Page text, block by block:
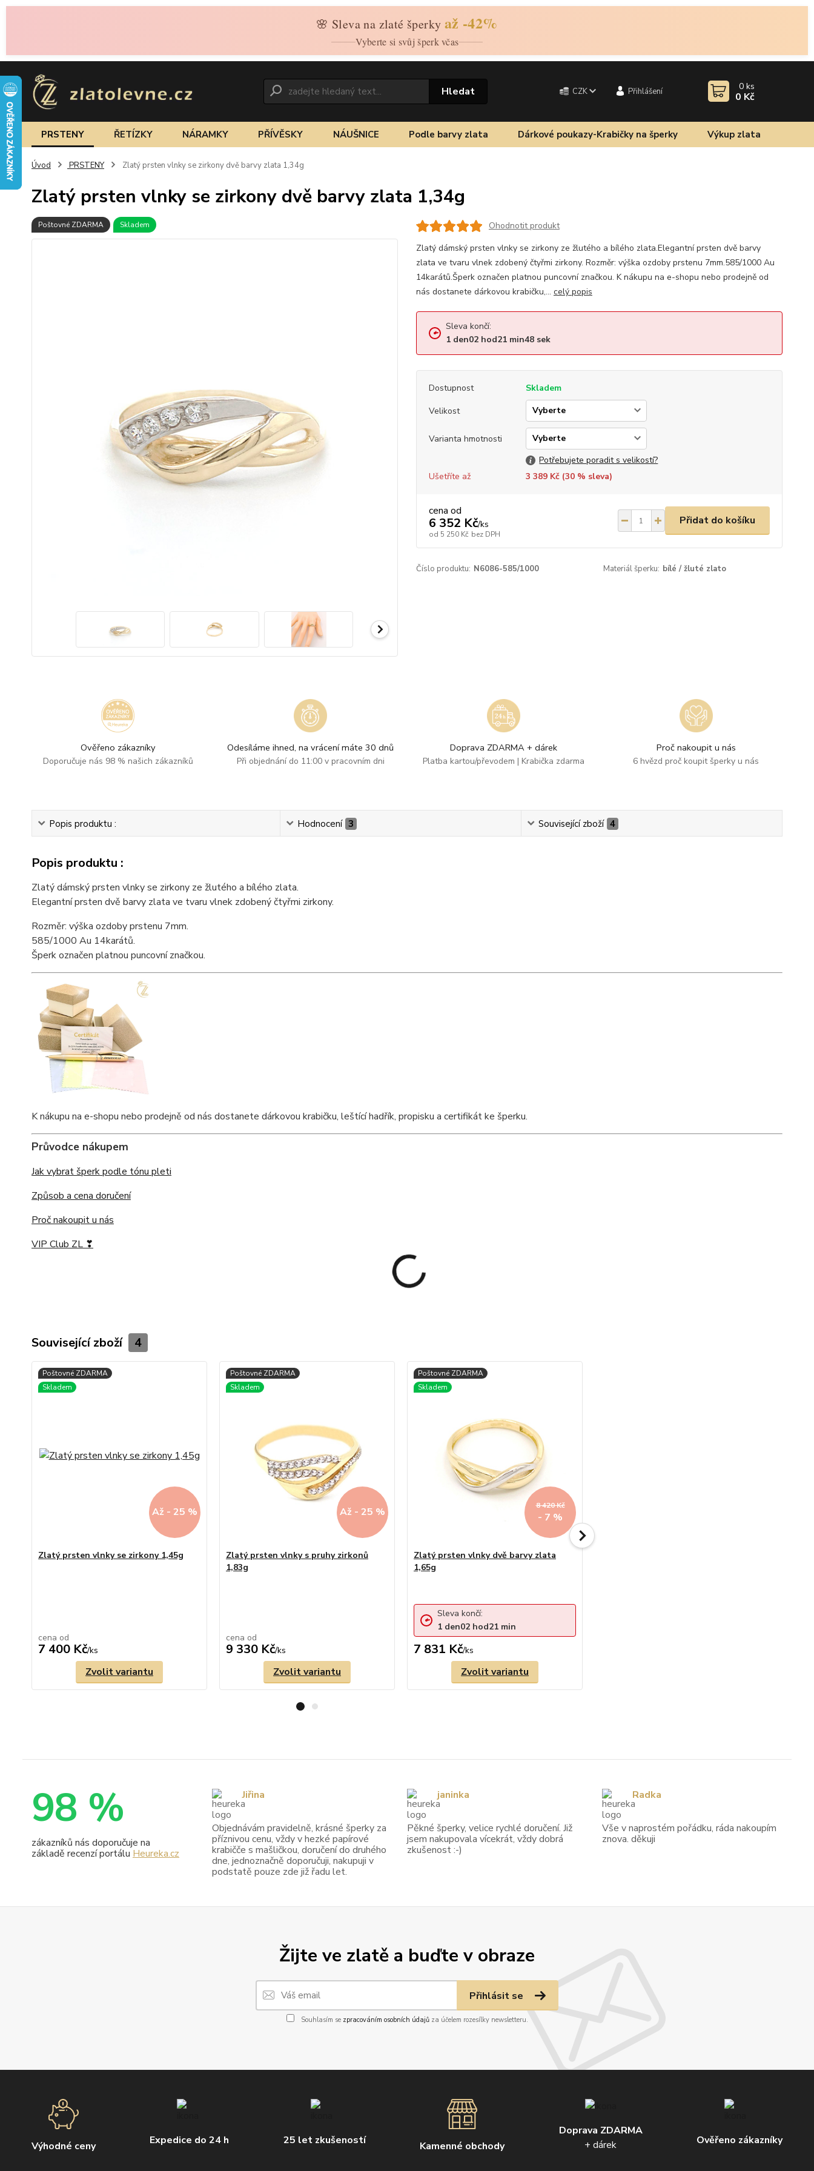
🌸 Sleva na zlaté šperky až -42%
Vyberte si svůj šperk včas
CZK Přihlášení
Hledat 0 ks
0 Kč
PRSTENY ŘETÍZKY NÁRAMKY PŘÍVĚSKY NÁUŠNICE Podle barvy zlata Dárkové poukazy-Krabičky na šperky Výkup zlata
Úvod PRSTENY Zlatý prsten vlnky se zirkony dvě barvy zlata 1,34g
Zlatý prsten vlnky se zirkony dvě barvy zlata 1,34g
Poštovné ZDARMA Skladem
Ohodnotit produkt
Zlatý dámský prsten vlnky se zirkony ze žlutého a bílého zlata.Elegantní prsten dvě barvy
zlata ve tvaru vlnek zdobený čtyřmi zirkony. Rozměr: výška ozdoby prstenu 7mm.585/1000 Au
14karátů.Šperk označen platnou puncovní značkou. K nákupu na e-shopu nebo prodejně od
nás dostanete dárkovou krabičku,... celý popis
Sleva končí:
1 den02hod21min47sek
Dostupnost
Skladem
Velikost
Varianta hmotnosti
Potřebujete poradit s velikostí?
Ušetříte až
3 389 Kč (30% sleva)
cena od
6 352 Kč/ks
od 5 250 Kč bez DPH
Přidat do košíku
Číslo produktu: N6086-585/1000 Materiál šperku: bílé / žluté zlato
Ověřeno zákazníky
Doporučuje nás 98 % našich zákazníků
Odesíláme ihned, na vrácení máte 30 dnů
Při objednání do 11:00 v pracovním dni
Doprava ZDARMA + dárek
Platba kartou/převodem | Krabička zdarma
Proč nakoupit u nás
6 hvězd proč koupit šperky u nás
Popis produktu : Hodnocení 3 Související zboží 4
Popis produktu :
Zlatý dámský prsten vlnky se zirkony ze žlutého a bílého zlata.
Elegantní prsten dvě barvy zlata ve tvaru vlnek zdobený čtyřmi zirkony.
Rozměr: výška ozdoby prstenu 7mm.
585/1000 Au 14karátů.
Šperk označen platnou puncovní značkou.
K nákupu na e-shopu nebo prodejně od nás dostanete dárkovou krabičku, leštící hadřík, propisku a certifikát ke šperku.
Průvodce nákupem
Jak vybrat šperk podle tónu pleti
Způsob a cena doručení
Proč nakoupit u nás
VIP Club ZL ❣
Související zboží 4
Až - 25 %
Zlatý prsten vlnky se zirkony 1,45g
cena od
7 400 Kč/ks
Zvolit variantu
Až - 25 %
Zlatý prsten vlnky s pruhy zirkonů
1,83g
cena od
9 330 Kč/ks
Zvolit variantu
8 420 Kč
- 7 %
Zlatý prsten vlnky dvě barvy zlata
1,65g
7 831 Kč/ks
Sleva končí:
1 den02 hod21 min
Zvolit variantu
Žijte ve zlatě a buďte v obraze
Přihlásit se
Souhlasím se zpracováním osobních údajůza účelem rozesílky newsletteru.
Výhodné ceny Expedice do 24 h 25 let zkušeností Kamenné obchody
Doprava ZDARMA
+ dárek
Ověřeno zákazníky
98 %
zákazníků nás doporučuje na
základě recenzí portálu Heureka.cz
Objednávám pravidelně, krásné šperky za
příznivou cenu, vždy v hezké papírové
krabičče s mašličkou, doručení do druhého
dne, jednoznačně doporučuji, nakupuji v
podstatě pouze zde již řadu let.
Jiřina
Pěkné šperky, velice rychlé doručení. Již
jsem nakupovala vícekrát, vždy dobrá
zkušenost :-)
janinka
Vše v naprostém pořádku, ráda nakoupím
znova. děkuji
Radka